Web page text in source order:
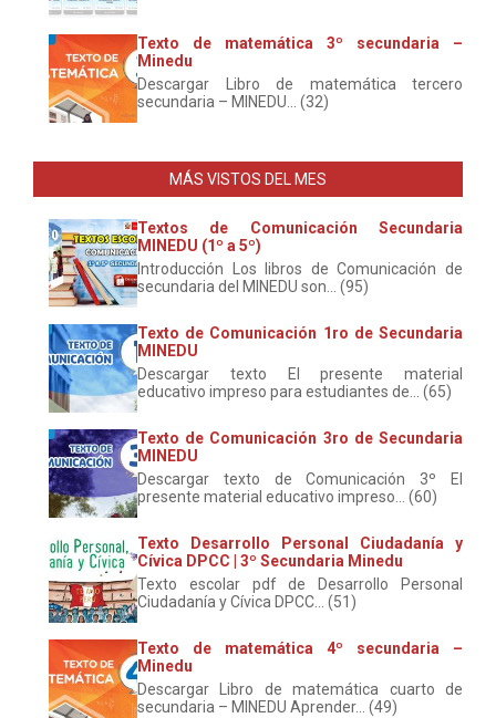
Texto de matemática 3º secundaria –
Minedu
Descargar Libro de matemática tercero
secundaria – MINEDU... (32)
MÁS VISTOS DEL MES
Textos de Comunicación Secundaria
MINEDU (1º a 5º)
Introducción Los libros de Comunicación de
secundaria del MINEDU son... (95)
Texto de Comunicación 1ro de Secundaria
MINEDU
Descargar texto El presente material
educativo impreso para estudiantes de... (65)
Texto de Comunicación 3ro de Secundaria
MINEDU
Descargar texto de Comunicación 3º El
presente material educativo impreso... (60)
Texto Desarrollo Personal Ciudadanía y
Cívica DPCC | 3º Secundaria Minedu
Texto escolar pdf de Desarrollo Personal
Ciudadanía y Cívica DPCC... (51)
Texto de matemática 4º secundaria –
Minedu
Descargar Libro de matemática cuarto de
secundaria – MINEDU Aprender... (49)